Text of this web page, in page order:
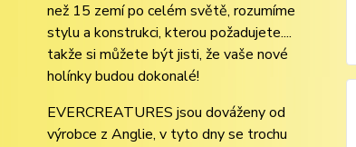
než 15 zemí po celém světě, rozumíme
stylu a konstrukci, kterou požadujete....
takže si můžete být jisti, že vaše nové
holínky budou dokonalé!
EVERCREATURES jsou dováženy od
výrobce z Anglie, v tyto dny se trochu